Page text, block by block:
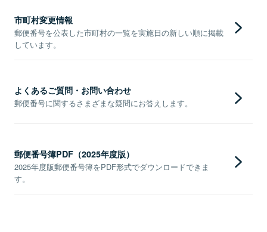
市町村変更情報
郵便番号を公表した市町村の一覧を実施日の新しい順に掲載
しています。
よくあるご質問・お問い合わせ
郵便番号に関するさまざまな疑問にお答えします。
郵便番号簿PDF（2025年度版）
2025年度版郵便番号簿をPDF形式でダウンロードできま
す。